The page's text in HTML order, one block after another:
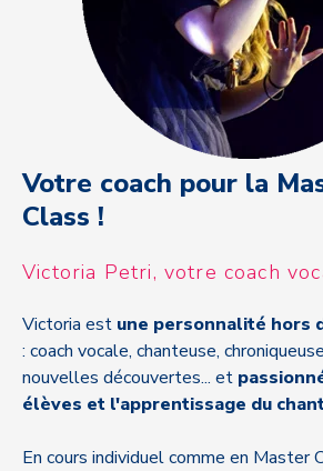
Votre coach pour la
Class !
Victoria Petri, votre coach
Victoria est une personnalité hors
: coach vocale, chanteuse,
nouvelles découvertes... et
élèves et l'apprentissage du
En cours individuel comme en Master